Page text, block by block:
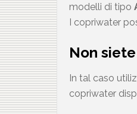
modelli di tipo
I copriwater
Non
In tal caso
copriwater